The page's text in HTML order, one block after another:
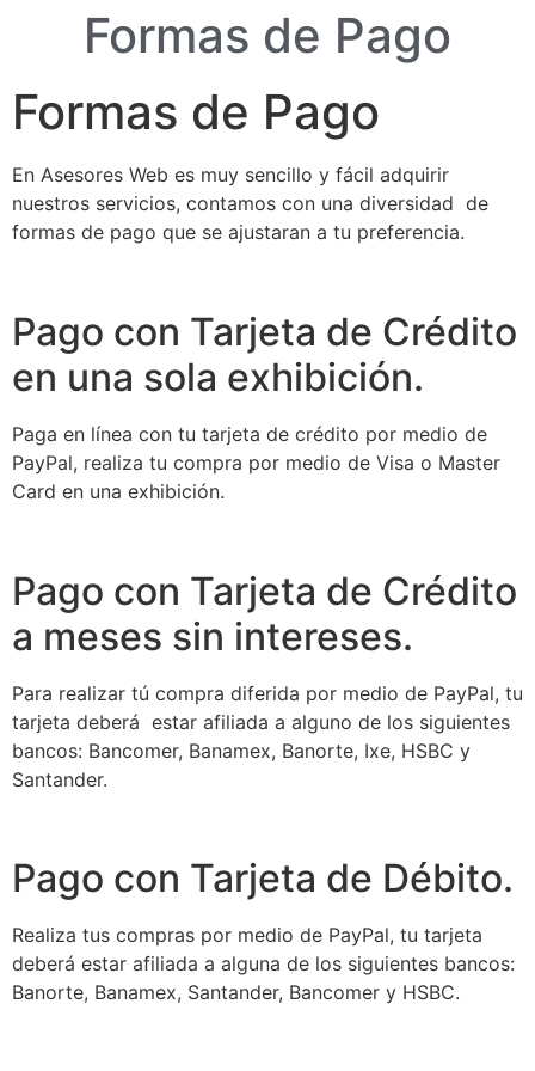
Formas de Pago
Formas de Pago
En Asesores Web es muy sencillo y fácil adquirir
nuestros servicios, contamos con una diversidad de
formas de pago que se ajustaran a tu preferencia.
Pago con Tarjeta de Crédito
en una sola exhibición.
Paga en línea con tu tarjeta de crédito por medio de
PayPal, realiza tu compra por medio de Visa o Master
Card en una exhibición.
Pago con Tarjeta de Crédito
a meses sin intereses.
Para realizar tú compra diferida por medio de PayPal, tu
tarjeta deberá estar afiliada a alguno de los siguientes
bancos: Bancomer, Banamex, Banorte, Ixe, HSBC y
Santander.
Pago con Tarjeta de Débito.
Realiza tus compras por medio de PayPal, tu tarjeta
deberá estar afiliada a alguna de los siguientes bancos:
Banorte, Banamex, Santander, Bancomer y HSBC.